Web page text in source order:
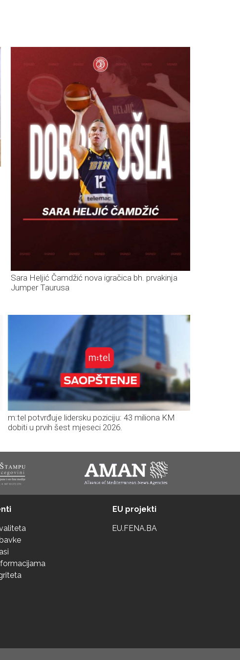
Sara Heljić Čamdžić nova igračica bh. prvakinja
Jumper Taurusa
m:tel potvrđuje lidersku poziciju: 43 miliona KM
dobiti u prvih šest mjeseci 2026.
EU projekti
EU.FENA.BA